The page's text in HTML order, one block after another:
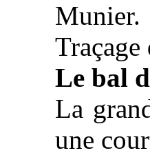
Le bal
La
une